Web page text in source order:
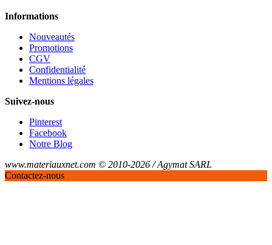
Informations
Nouveautés
Promotions
CGV
Confidentialité
Mentions légales
Suivez-nous
Pinterest
Facebook
Notre Blog
www.materiauxnet.com © 2010-2026 / Agymat SARL
Contactez-nous